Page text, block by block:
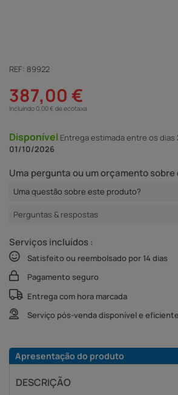
REF: 89922
387,00 €
Incluindo 0,00 € de ecotaxa
Disponível Entregaestimada entre os dias
01/10/2026
Uma pergunta ou um orçamento
Uma questão sobre este produto?
Perguntas & respostas
Serviços incluídos :
Satisfeito ou reembolsado por 14 dias
Pagamento seguro
Entrega com hora marcada
Serviço pós-venda disponível e eficiente
Apresentação do produto
DESCRIÇÃO